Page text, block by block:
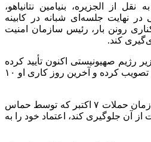
از الجزیره، بنیامین نتانیاهو،
نهایت جلسه‌ای شبانه در کابینه
رونن بار، رئیس سازمان امنیت
کند.
رژیم صهیونیستی اکنون تأیید کرده
است که کابینه برکناری بار را تصویب کرده و آخرین روز کاری او ۱۰
نتانیاهو در این جلسه گفت از زمان حملات ۷ اکتبر که توسط حماس
آن جلوگیری کند، اعتماد خود را به